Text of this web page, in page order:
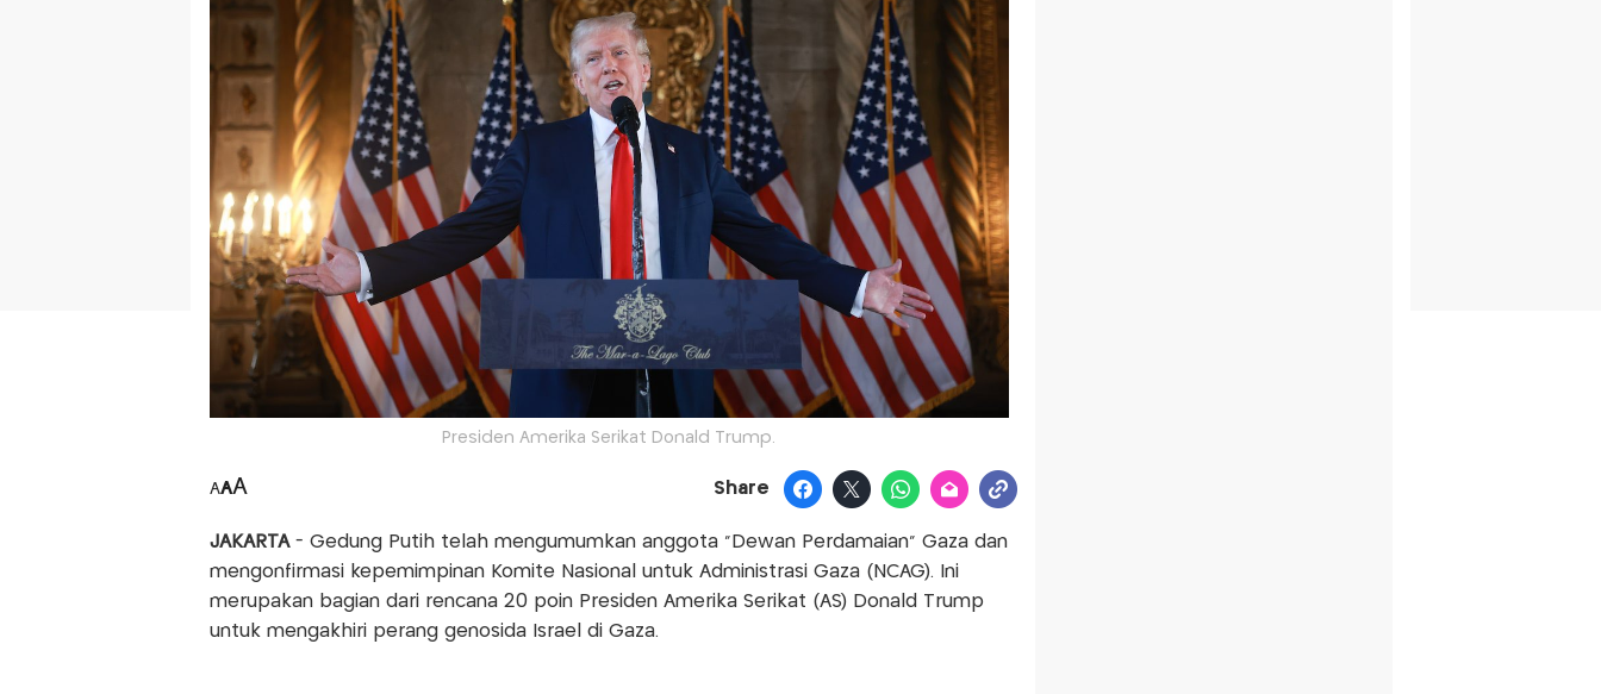
Presiden Amerika Serikat Donald Trump.
AAA Share
JAKARTA- Gedung Putih telah mengumumkan anggota "Dewan Perdamaian" Gaza dan
mengonfirmasi kepemimpinan Komite Nasional untuk Administrasi Gaza (NCAG). Ini
merupakan bagian dari rencana 20 poin Presiden Amerika Serikat (AS) Donald Trump
untuk mengakhiri perang genosida Israel di Gaza.